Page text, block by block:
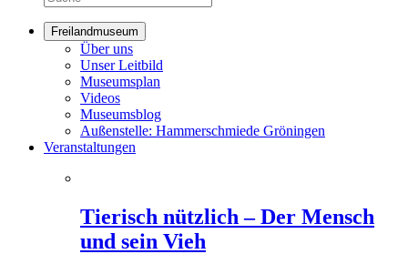
Freilandmuseum
Über uns
Unser Leitbild
Museumsplan
Videos
Museumsblog
Außenstelle: Hammerschmiede Gröningen
Veranstaltungen
Tierisch nützlich – Der Mensch
und sein Vieh